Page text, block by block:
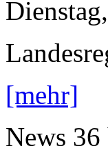
[mehr]
News 36